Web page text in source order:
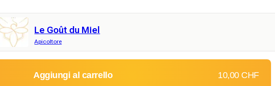
Le Goût du Miel
Apicoltore
Aggiungi al carrello 10,00 CHF